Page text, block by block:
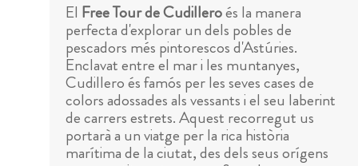
El Free Tour de Cudilleroés la manera
perfecta d'explorar un dels pobles de
pescadors més pintorescos d'Astúries.
Enclavat entre el mar i les muntanyes,
Cudillero és famós per les seves cases de
colors adossades als vessants i el seu laberint
de carrers estrets. Aquest recorregut us
portarà a un viatge per la rica història
marítima de la ciutat, des dels seus orígens